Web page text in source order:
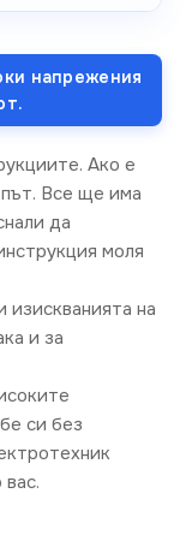
напрежения
Ако е
Все ще има
да
моля
изискванията на
и за
си без